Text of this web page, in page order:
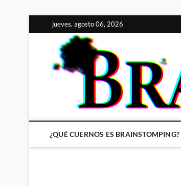
al
contenido
jueves, agosto 06, 2026
¿QUÉ CUERNOS ES BRAINSTOMPING?